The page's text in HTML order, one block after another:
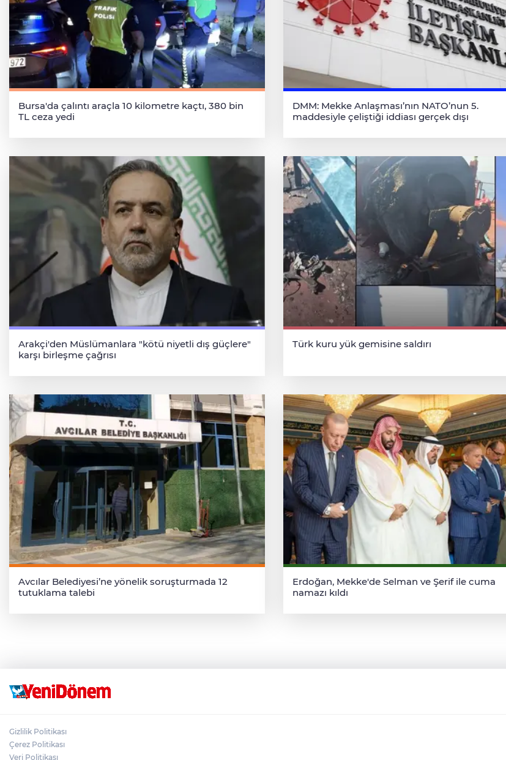
Bursa'da çalıntı araçla 10 kilometre kaçtı, 380 bin
TL ceza yedi
DMM: Mekke Anlaşması’nın NATO’nun 5.
maddesiyle çeliştiği iddiası gerçek dışı
Arakçi'den Müslümanlara "kötü niyetli dış güçlere"
karşı birleşme çağrısı
Türk kuru yük gemisine saldırı
Avcılar Belediyesi’ne yönelik soruşturmada 12
tutuklama talebi
Erdoğan, Mekke'de Selman ve Şerif ile cuma
namazı kıldı
Gizlilik Politikası
Çerez Politikası
Veri Politikası